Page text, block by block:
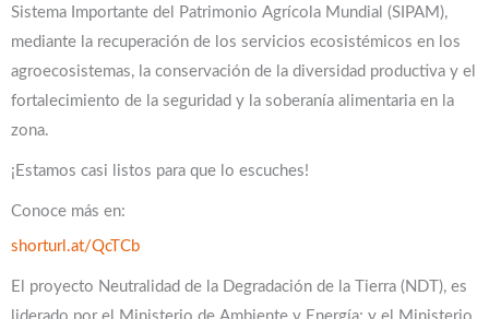
Sistema Importante del Patrimonio Agrícola Mundial (SIPAM),
mediante la recuperación de los servicios ecosistémicos en los
agroecosistemas, la conservación de la diversidad productiva y el
fortalecimiento de la seguridad y la soberanía alimentaria en la
zona.
¡Estamos casi listos para que lo escuches!
Conoce más en:
shorturl.at/QcTCb
El proyecto Neutralidad de la Degradación de la Tierra (NDT), es